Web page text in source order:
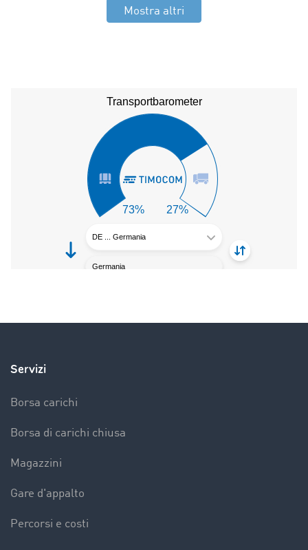
Mostra altri
Servizi
Borsa carichi
Borsa di carichi chiusa
Magazzini
Gare d'appalto
Percorsi e costi